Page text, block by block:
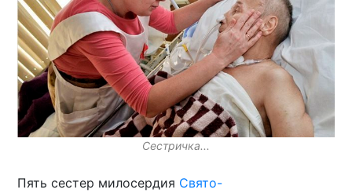
Сестричка...
Пять сестер милосердия Свято-